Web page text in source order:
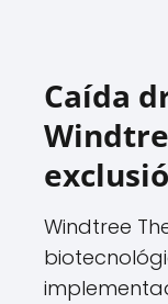
Caída
Windtree